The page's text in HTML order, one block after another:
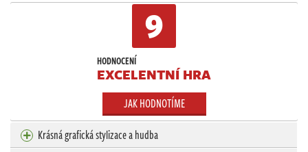
9
HODNOCENÍ
EXCELENTNÍ HRA
JAK HODNOTÍME
Krásná grafická stylizace a hudba